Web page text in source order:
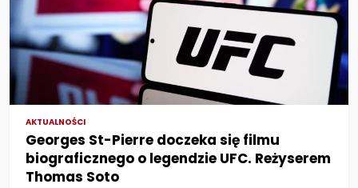
AKTUALNOŚCI
Georges St-Pierre doczeka się filmu
biograficznego o legendzie UFC. Reżyserem
Thomas Soto